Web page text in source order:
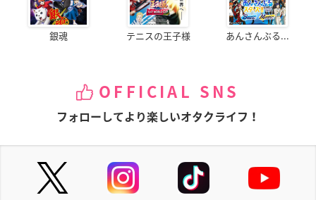
銀魂 テニスの王子様 あんさんぶる...
OFFICIAL SNS
フォローしてより楽しいオタクライフ！